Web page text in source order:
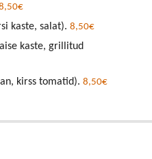
kaste, salat). 8,50€
kaste, grillitud
kirss tomatid). 8,50€